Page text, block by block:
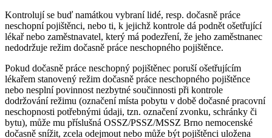
Kontrolují se buď namátkou vybraní lidé, resp. dočasně práce
neschopní pojištěnci, nebo ti, k jejichž kontrole dá podnět ošetřující
lékař nebo zaměstnavatel, který má podezření, že jeho zaměstnanec
nedodržuje režim dočasně práce neschopného pojištěnce.
Pokud dočasně práce neschopný pojištěnec poruší ošetřujícím
lékařem stanovený režim dočasně práce neschopného pojištěnce
nebo nesplní povinnost nezbytné součinnosti při kontrole
dodržování režimu (označení místa pobytu v době dočasné pracovní
neschopnosti potřebnými údaji, tzn. označení zvonku, schránky či
bytu), může mu příslušná OSSZ/PSSZ/MSSZ Brno nemocenské
dočasně snížit, zcela odejmout nebo může být pojištěnci uložena